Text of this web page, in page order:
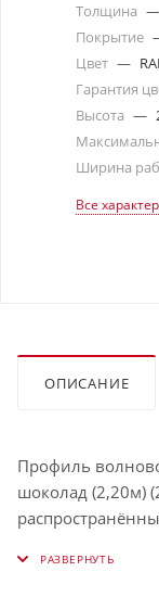
Толщина —
Покрытие
Цвет —
Гарантия
Высота —
Ширина
Все
ОПИСАНИЕ
Профиль
шоколад (2,20м)
климатических